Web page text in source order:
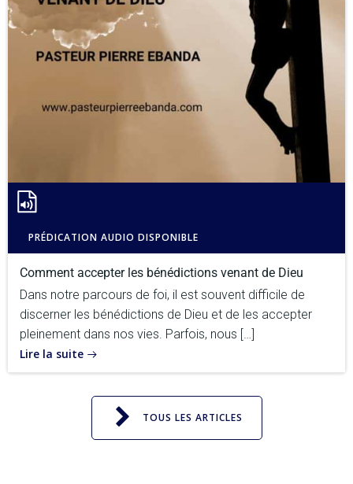
PRÉDICATION AUDIO DISPONIBLE
Comment accepter les bénédictions venant de Dieu
Dans notre parcours de foi, il est souvent difficile de
discerner les bénédictions de Dieu et de les accepter
pleinement dans nos vies. Parfois, nous […]
Lire la suite
TOUS LES ARTICLES